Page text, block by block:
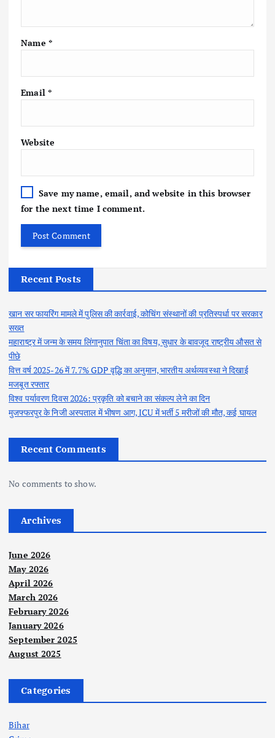
Name *
Email *
Website
Save my name, email, and website in this browser
for the next time I comment.
Recent Posts
खान सर फायरिंग मामले में पुलिस की कार्रवाई, कोचिंग संस्थानों की प्रतिस्पर्धा पर सरकार
सख्त
महाराष्ट्र में जन्म के समय लिंगानुपात चिंता का विषय, सुधार के बावजूद राष्ट्रीय औसत से
पीछे
वित्त वर्ष 2025-26 में 7.7% GDP वृद्धि का अनुमान, भारतीय अर्थव्यवस्था ने दिखाई
मजबूत रफ्तार
विश्व पर्यावरण दिवस 2026: प्रकृति को बचाने का संकल्प लेने का दिन
मुजफ्फरपुर के निजी अस्पताल में भीषण आग, ICU में भर्ती 5 मरीजों की मौत, कई घायल
Recent Comments
No comments to show.
Archives
June 2026
May 2026
April 2026
March 2026
February 2026
January 2026
September 2025
August 2025
Categories
Bihar